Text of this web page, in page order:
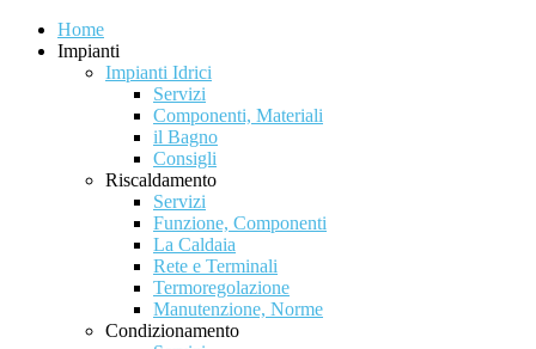
Home
Impianti
Impianti Idrici
Servizi
Componenti, Materiali
il Bagno
Consigli
Riscaldamento
Servizi
Funzione, Componenti
La Caldaia
Rete e Terminali
Termoregolazione
Manutenzione, Norme
Condizionamento